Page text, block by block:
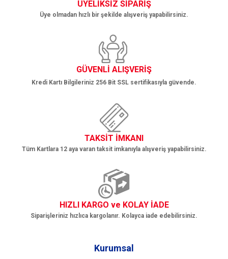
Gönder
ÜYELİKSİZ SİPARİŞ
Üye olmadan hızlı bir şekilde alışveriş yapabilirsiniz.
GÜVENLİ ALIŞVERİŞ
Kredi Kartı Bilgileriniz 256 Bit SSL sertifikasıyla güvende.
TAKSİT İMKANI
Tüm Kartlara 12 aya varan taksit imkanıyla alışveriş yapabilirsiniz.
HIZLI KARGO ve KOLAY İADE
Siparişleriniz hızlıca kargolanır. Kolayca iade edebilirsiniz.
Kurumsal